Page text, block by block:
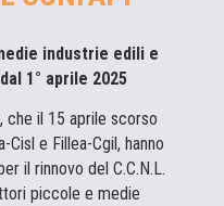
industrie edili e
1° aprile 2025
che il 15 aprile scorso
Cisl e Fillea-Cgil, hanno
il rinnovo del C.C.N.L.
piccole e medie